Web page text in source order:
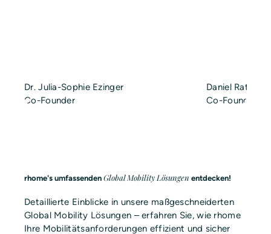
Dr. Julia-Sophie Ezinger
Co-Founder
Daniel Ratke
Co-Founder &
rhome's umfassenden Global Mobility Lösungen entdecken!
Detaillierte Einblicke in unsere maßgeschneiderten
Global Mobility Lösungen – erfahren Sie, wie rhome
Ihre Mobilitätsanforderungen effizient und sicher